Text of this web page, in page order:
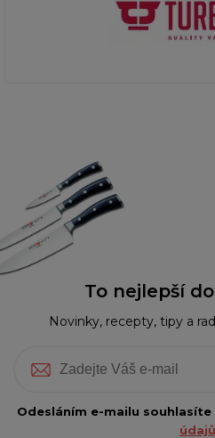
To nejlepší
Novinky, recepty, tipy a
Odesláním e-mailu souhlasíte